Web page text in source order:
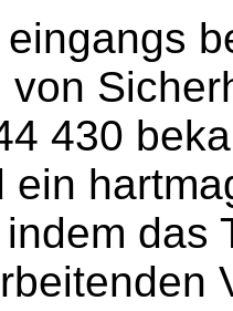
eingangs
von
430
ein
das